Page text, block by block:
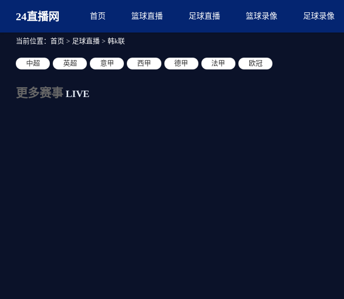
24直播网 首页 篮球直播 足球直播 篮球录像 足球录像
当前位置： 首页 > 足球直播 > 韩k联
中超 英超 意甲 西甲 德甲 法甲 欧冠
更多赛事 LIVE